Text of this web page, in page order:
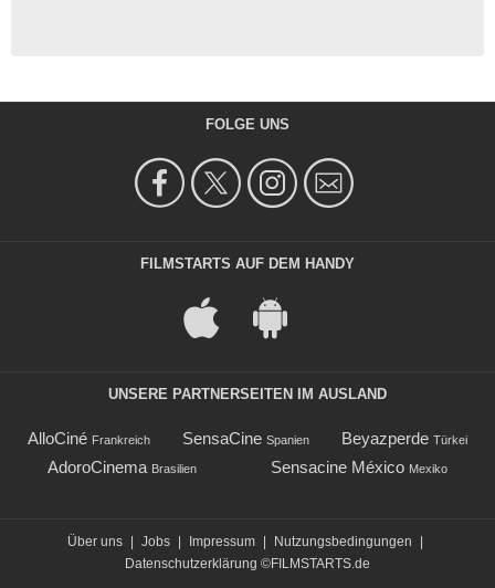
FOLGE UNS
FILMSTARTS AUF DEM HANDY
UNSERE PARTNERSEITEN IM AUSLAND
AlloCiné Frankreich SensaCine Spanien Beyazperde Türkei
AdoroCinema Brasilien Sensacine México Mexiko
Über uns | Jobs | Impressum | Nutzungsbedingungen
|
Datenschutzerklärung ©FILMSTARTS.de